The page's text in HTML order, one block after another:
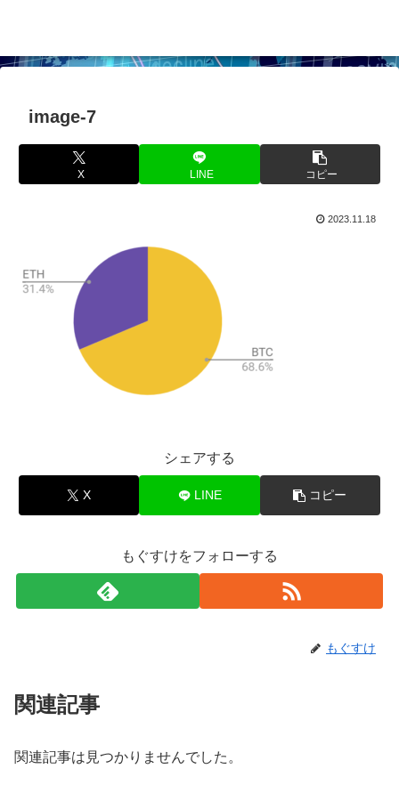
image-7
X LINE コピー
2023.11.18
シェアする
X LINE コピー
もぐすけをフォローする
もぐすけ
関連記事
関連記事は見つかりませんでした。